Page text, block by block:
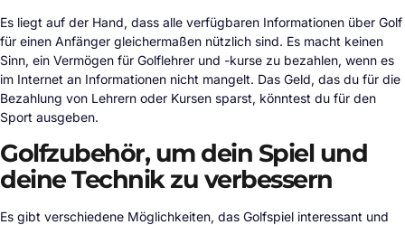
Es liegt auf der Hand, dass alle verfügbaren Informationen über Golf
für einen Anfänger gleichermaßen nützlich sind. Es macht keinen
Sinn, ein Vermögen für Golflehrer und -kurse zu bezahlen, wenn es
im Internet an Informationen nicht mangelt. Das Geld, das du für die
Bezahlung von Lehrern oder Kursen sparst, könntest du für den
Sport ausgeben.
Golfzubehör, um dein Spiel und
deine Technik zu verbessern
Es gibt verschiedene Möglichkeiten, das Golfspiel interessant und